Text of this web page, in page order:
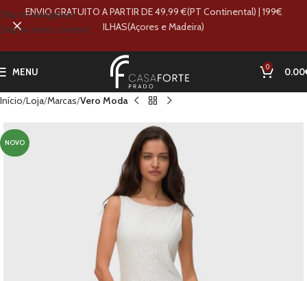
Skip to navigation
Skip to main content
MENU 0 0.00
Início Loja Marcas Vero Moda
NOVO
ENVIO GRATUITO A PARTIR DE 49,99 €(PT Continental) | 199€
ILHAS(Açores e Madeira)